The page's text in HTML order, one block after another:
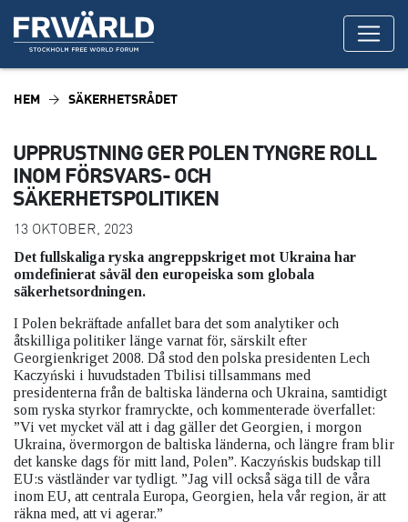
HEM SÄKERHETSRÅDET
UPPRUSTNING GER POLEN TYNGRE ROLL
INOM FÖRSVARS- OCH
SÄKERHETSPOLITIKEN
13 OKTOBER, 2023
Det fullskaliga ryska angreppskriget mot Ukraina har
omdefinierat såväl den europeiska som globala
säkerhetsordningen.
I Polen bekräftade anfallet bara det som analytiker och
åtskilliga politiker länge varnat för, särskilt efter
Georgienkriget 2008. Då stod den polska presidenten Lech
Kaczyński i huvudstaden Tbilisi tillsammans med
presidenterna från de baltiska länderna och Ukraina, samtidigt
som ryska styrkor framryckte, och kommenterade överfallet:
”Vi vet mycket väl att i dag gäller det Georgien, i morgon
Ukraina, övermorgon de baltiska länderna, och längre fram blir
det kanske dags för mitt land, Polen”. Kaczyńskis budskap till
EU:s västländer var tydligt. ”Jag vill också säga till de våra
inom EU, att centrala Europa, Georgien, hela vår region, är att
räkna med, att vi agerar.”